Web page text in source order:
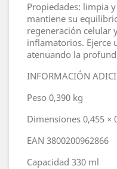
Propiedades: limpia
mantiene su
regeneración celular
inflamatorios. Ejerce
atenuando la
INFORMACIÓN
Peso 0,390 kg
Dimensiones 0,455 ×
EAN 3800200962866
Capacidad 330 ml